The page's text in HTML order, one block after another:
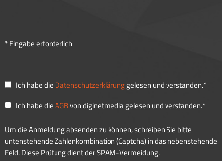
* Eingabe erforderlich
Ich habe die Datenschutzerklärunggelesen und verstanden.*
Ich habe dieAGBvon diginetmedia gelesen und verstanden.*
Um die Anmeldung absenden zu können, schreiben Sie bitte
untenstehende Zahlenkombination (Captcha) in das nebenstehende
Feld. Diese Prüfung dient der SPAM-Vermeidung.